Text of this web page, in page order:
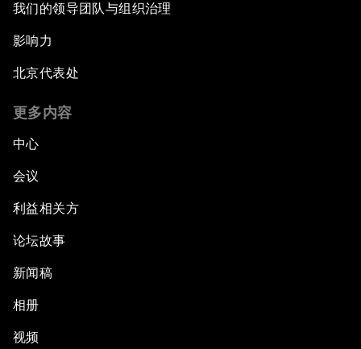
我们的领导团队与组织治理
影响力
北京代表处
更多内容
中心
会议
利益相关方
论坛故事
新闻稿
相册
视频